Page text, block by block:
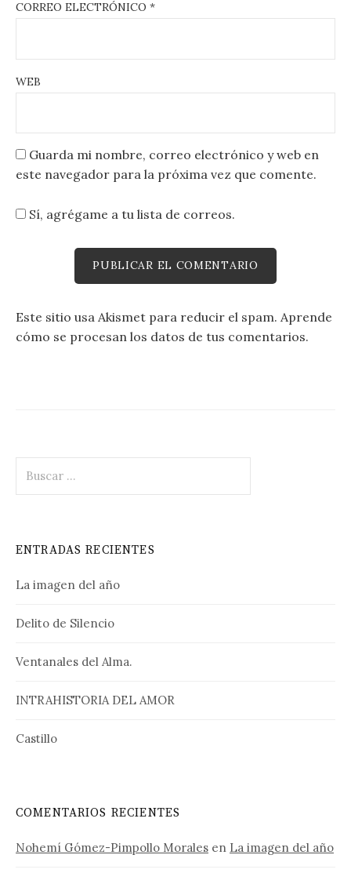
CORREO ELECTRÓNICO *
WEB
Guarda mi nombre, correo electrónico y web en
este navegador para la próxima vez que comente.
Sí, agrégame a tu lista de correos.
Este sitio usa Akismet para reducir el spam. Aprende
cómo se procesan los datos de tus comentarios.
ENTRADAS RECIENTES
La imagen del año
Delito de Silencio
Ventanales del Alma.
INTRAHISTORIA DEL AMOR
Castillo
COMENTARIOS RECIENTES
Nohemí Gómez-Pimpollo Morales en La imagen del año